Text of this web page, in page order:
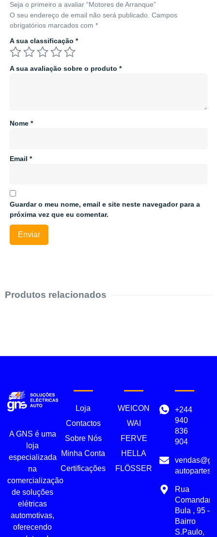
Seja o primeiro a avaliar “Motores de Arranque”
O seu endereço de email não será publicado. Campos
obrigatórios marcados com *
A sua classificação *
A sua avaliação sobre o produto *
Nome *
Email *
Guardar o meu nome, email e site neste navegador para a
próxima vez que eu comentar.
Produtos relacionados
A GNS é uma
loja
especializada
na
comercialização
de soluções
elétricas
automotivas,
oferecendo
Loja
Contactos
Sobre Nós
Minha Conta
Certificações
WEICON
WAI
FERVE
HELLA
FLÖSSER
+244
940
836
904
Rua
Bula , 95 –
Bairro
S.Paulo,